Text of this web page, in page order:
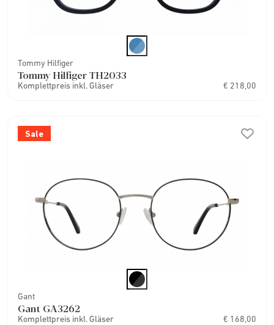
Tommy Hilfiger
Tommy Hilfiger TH2033
Komplettpreis inkl. Gläser € 218,00
Sale
Gant
Gant GA3262
Komplettpreis inkl. Gläser € 168,00